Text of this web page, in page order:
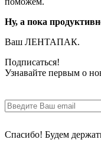
Ну, а пока
Ваш ЛЕНТАПАК.
Подписаться!
Узнавайте первым о
Спасибо! Будем